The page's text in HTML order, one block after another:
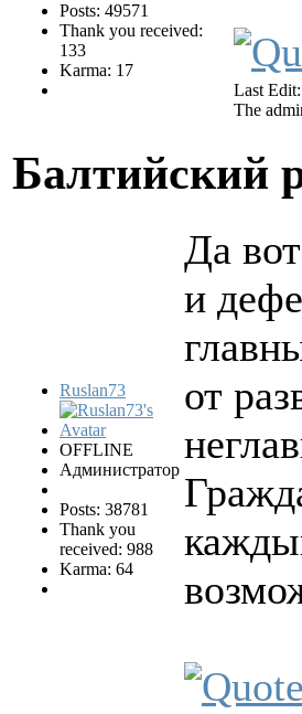
Posts: 49571
Thank you received:
133
Karma: 17
Last
The
Балтийский
Ruslan73
OFFLINE
Администратор
Posts: 38781
Thank you
received: 988
Karma: 64
Да
и
от